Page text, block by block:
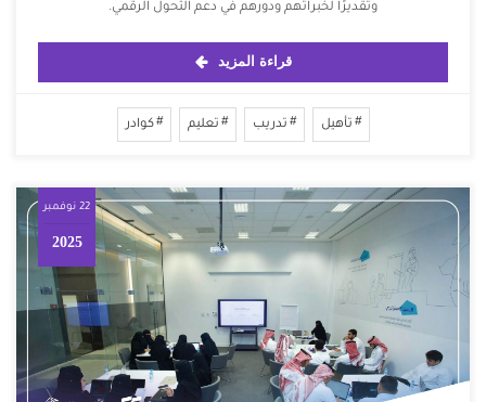
وتقديرًا لخبراتهم ودورهم في دعم التحول الرقمي.
قراءة المزيد
تأهيل تدريب تعليم كوادر
22 نوفمبر
2025